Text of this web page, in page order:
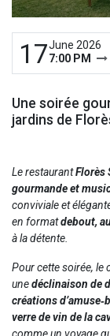
17June 2026
7:00 PM
Une soirée
jardins de
Le restaurantFlorès
gourmande et
conviviale et
en formatdebout,
à la détente.
Pour cette soirée, le
unedéclinaison de
créations
verre de vin de la